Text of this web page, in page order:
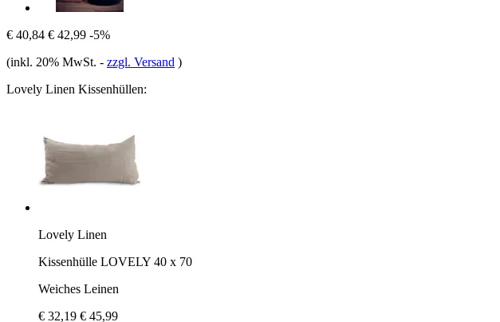
€ 40,84 € 42,99 -5%
(inkl. 20% MwSt. - zzgl. Versand )
Lovely Linen Kissenhüllen:
Lovely Linen
Kissenhülle LOVELY 40 x 70
Weiches Leinen
€ 32,19 € 45,99